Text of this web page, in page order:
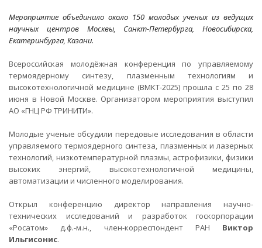
Мероприятие объединило около 150 молодых ученых из ведущих
научных центров Москвы, Санкт-Петербурга, Новосибирска,
Екатеринбурга, Казани.
Всероссийская молодёжная конференция по управляемому
термоядерному синтезу, плазменным технологиям и
высокотехнологичной медицине (ВМКТ-2025) прошла с 25 по 28
июня в Новой Москве. Организатором мероприятия выступил
АО «ГНЦ РФ ТРИНИТИ».
Молодые ученые обсудили передовые исследования в области
управляемого термоядерного синтеза, плазменных и лазерных
технологий, низкотемпературной плазмы, астрофизики, физики
высоких энергий, высокотехнологичной медицины,
автоматизации и численного моделирования.
Открыл конференцию директор направления научно-
технических исследований и разработок госкорпорации
«Росатом» д.ф.-м.н., член-корреспондент РАН Виктор
Ильгисонис.